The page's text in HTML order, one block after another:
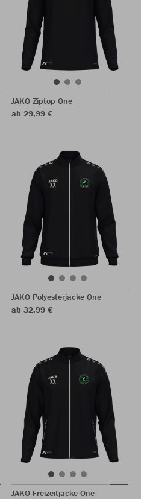
JAKO Ziptop One
ab 29,99 €
JAKO Polyesterjacke One
ab 32,99 €
JAKO Freizeitjacke One